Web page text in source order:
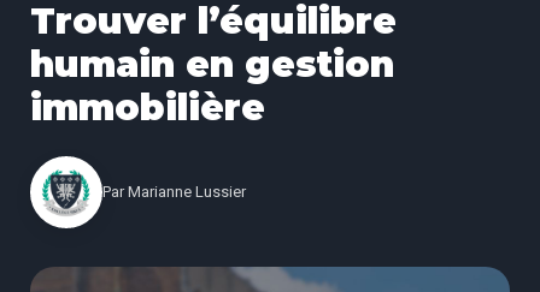
Trouver l’équilibre
humain en gestion
immobilière
Par Marianne Lussier